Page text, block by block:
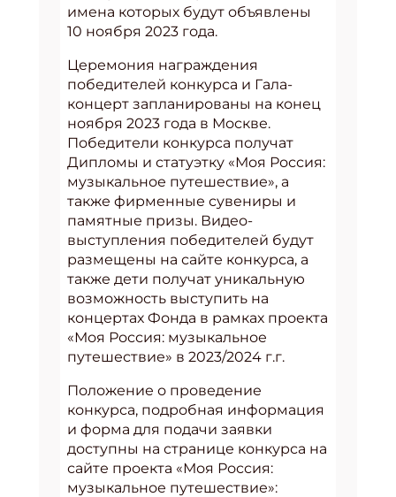
имена которых будут объявлены
10 ноября 2023 года.
Церемония награждения
победителей конкурса и Гала-
концерт запланированы на конец
ноября 2023 года в Москве.
Победители конкурса получат
Дипломы и статуэтку «Моя Россия:
музыкальное путешествие», а
также фирменные сувениры и
памятные призы. Видео-
выступления победителей будут
размещены на сайте конкурса, а
также дети получат уникальную
возможность выступить на
концертах Фонда в рамках проекта
«Моя Россия: музыкальное
путешествие» в 2023/2024 г.г.
Положение о проведение
конкурса, подробная информация
и форма для подачи заявки
доступны на странице конкурса на
сайте проекта «Моя Россия:
музыкальное путешествие»: